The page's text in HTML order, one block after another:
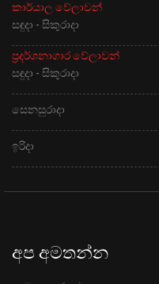
කාර්යාල වේලාවන්
සඳුදා - සිකුරාදා
ප්‍රදර්ශනාගාර වේලාවන්
සඳුදා - සිකුරාදා
සෙනසුරාදා
ඉරිදා
අප අමතන්න